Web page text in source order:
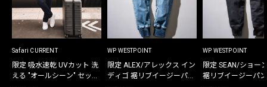
Safari CURRENT
限定 吸水速乾 UVカット 洗
える "オールシーン" セット
WP WESTPOINT
限定 ALEX/アレックス イン
ディゴ 裾リブイージーパン
WP WESTPOINT
限定 SEAN/ショー
裾リブイージーパ